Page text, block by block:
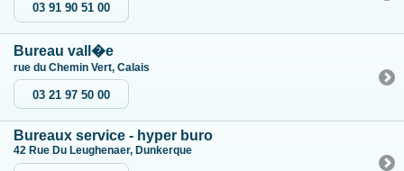
03 91 90 51 00
Bureau vall�e
rue du Chemin Vert, Calais
03 21 97 50 00
Bureaux service - hyper buro
42 Rue Du Leughenaer, Dunkerque